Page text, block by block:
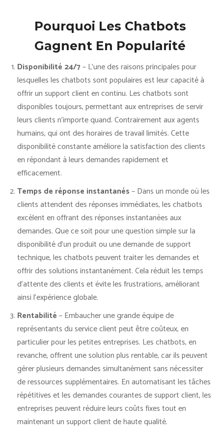
Pourquoi Les Chatbots
Gagnent En Popularité
Disponibilité 24/7– L’une des raisons principales pour
lesquelles les chatbots sont populaires est leur capacité à
offrir un support client en continu. Les chatbots sont
disponibles toujours, permettant aux entreprises de servir
leurs clients n’importe quand. Contrairement aux agents
humains, qui ont des horaires de travail limités. Cette
disponibilité constante améliore la satisfaction des clients
en répondant à leurs demandes rapidement et
efficacement.
Temps de réponse instantanés– Dans un monde où les
clients attendent des réponses immédiates, les chatbots
excèlent en offrant des réponses instantanées aux
demandes. Que ce soit pour une question simple sur la
disponibilité d’un produit ou une demande de support
technique, les chatbots peuvent traiter les demandes et
offrir des solutions instantanément. Cela réduit les temps
d’attente des clients et évite les frustrations, améliorant
ainsi l’expérience globale.
Rentabilité– Embaucher une grande équipe de
représentants du service client peut être coûteux, en
particulier pour les petites entreprises. Les chatbots, en
revanche, offrent une solution plus rentable, car ils peuvent
gérer plusieurs demandes simultanément sans nécessiter
de ressources supplémentaires. En automatisant les tâches
répétitives et les demandes courantes de support client, les
entreprises peuvent réduire leurs coûts fixes tout en
maintenant un support client de haute qualité.